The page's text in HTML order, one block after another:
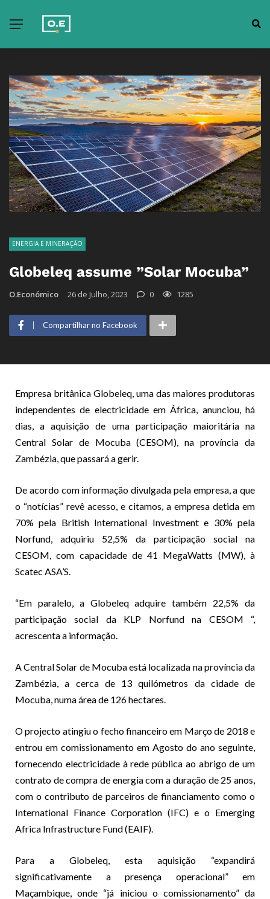
ENERGIA E MINERAÇÃO
Globeleq assume ”Solar Mocuba”
O.Económico 26 de Julho, 2023 0 1285
Compartilhar no Facebook
Empresa britânica Globeleq, uma das maiores produtoras
independentes de electricidade em África, anunciou, há
dias, a aquisição de uma participação maioritária na
Central Solar de Mocuba (CESOM), na província da
Zambézia, que passará a gerir.
De acordo com informação divulgada pela empresa, a que
o “notícias” revê acesso, e citamos, a empresa detida em
70% pela British International Investment e 30% pela
Norfund, adquiriu 52,5% da participação social na
CESOM, com capacidade de 41 MegaWatts (MW), à
Scatec ASA’S.
“Em paralelo, a Globeleq adquire também 22,5% da
participação social da KLP Norfund na CESOM “,
acrescenta a informação.
A Central Solar de Mocuba está localizada na província da
Zambézia, a cerca de 13 quilómetros da cidade de
Mocuba, numa área de 126 hectares.
O projecto atingiu o fecho financeiro em Março de 2018 e
entrou em comissionamento em Agosto do ano seguinte,
fornecendo electricidade à rede pública ao abrigo de um
contrato de compra de energia com a duração de 25 anos,
com o contributo de parceiros de financiamento como o
International Finance Corporation (IFC) e o Emerging
Africa Infrastructure Fund (EAIF).
Para a Globeleq, esta aquisição “expandirá
significativamente a presença operacional” em
Maçambique, onde “já iniciou o comissionamento” da